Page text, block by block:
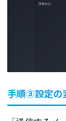
手順③設定の